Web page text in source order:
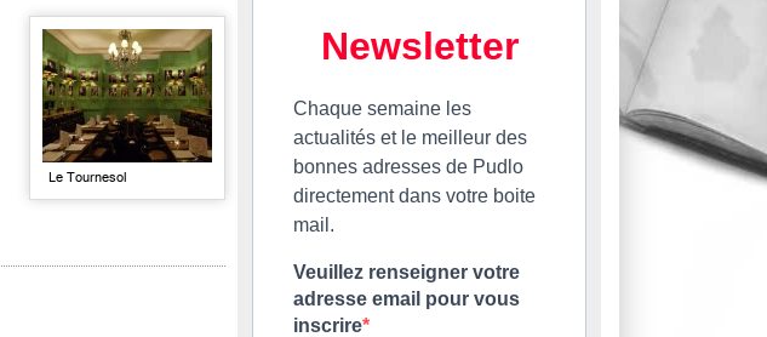
Le Tournesol
Newsletter
Chaque semaine les
actualités et le meilleur des
bonnes adresses de Pudlo
directement dans votre boite
mail.
Veuillez renseigner votre
adresse email pour vous
inscrire